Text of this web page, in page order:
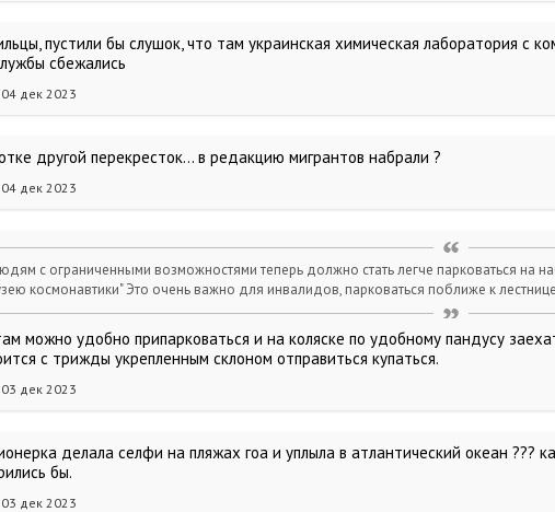
пустили бы слушок, что там украинская химическая лаборатория с
сбежались
дек 2023
другой перекресток... в редакцию мигрантов набрали ?
дек 2023
с ограниченными возможностями теперь должно стать легче парковаться на
космонавтики" Это очень важно для инвалидов, парковаться поближе к
можно удобно припарковаться и на коляске по удобному пандусу
с трижды укрепленным склоном отправиться купаться.
дек 2023
делала селфи на пляжах гоа и уплыла в атлантический океан ???
бы.
дек 2023